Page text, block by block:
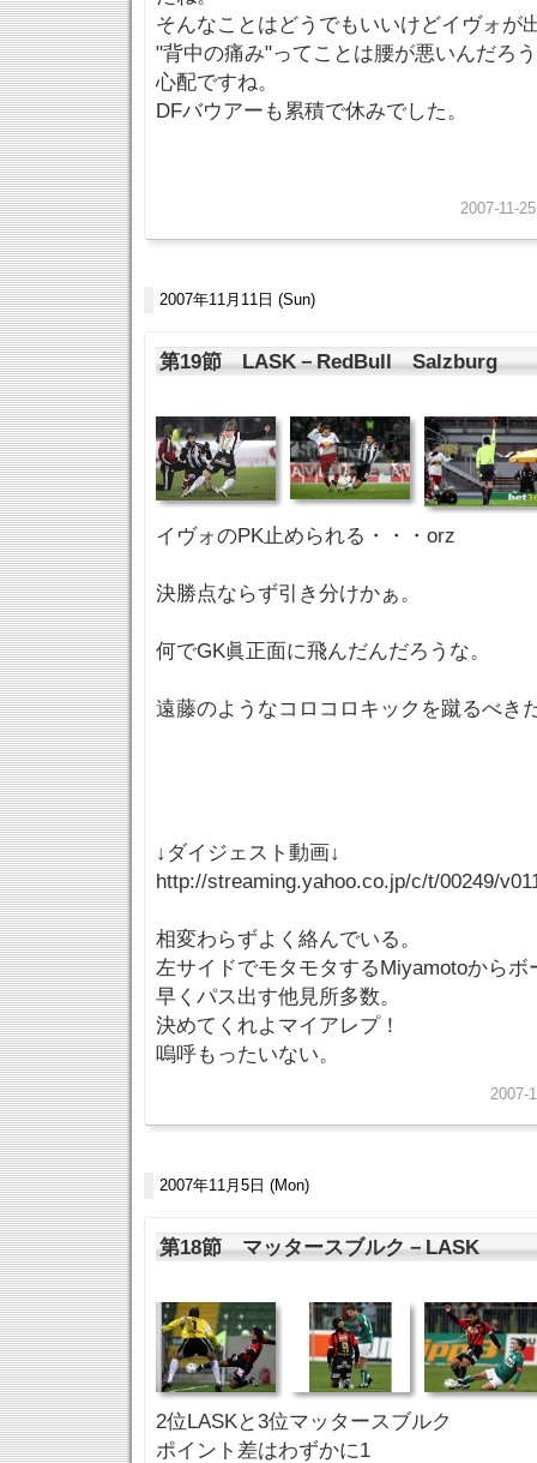
そんなことはどうでもいいけどイヴォが
"背中の痛み"ってことは腰が悪いんだろ
心配ですね。
DFバウアーも累積で休みでした。
2007-11-
2007年11月11日 (Sun)
第19節 LASK－RedBull Salzburg
イヴォのPK止められる・・・orz
決勝点ならず引き分けかぁ。
何でGK眞正面に飛んだんだろうな。
遠藤のようなコロコロキックを蹴るべき
↓ダイジェスト動画↓
http://streaming.yahoo.co.jp/c/t/00249/
相変わらずよく絡んでいる。
左サイドでモタモタするMiyamotoから
早くパス出す他見所多数。
決めてくれよマイアレプ！
嗚呼もったいない。
2007-
2007年11月5日 (Mon)
第18節 マッタースブルク－LASK
2位LASKと3位マッタースブルク
ポイント差はわずかに1